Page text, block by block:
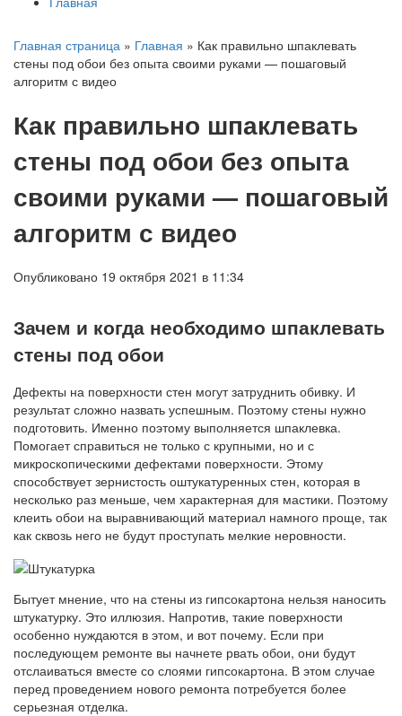
Главная страница » Главная » Как правильно шпаклевать
стены под обои без опыта своими руками — пошаговый
алгоритм с видео
Как правильно шпаклевать
стены под обои без опыта
своими руками — пошаговый
алгоритм с видео
Опубликовано 19 октября 2021 в 11:34
Зачем и когда необходимо шпаклевать
стены под обои
Дефекты на поверхности стен могут затруднить обивку. И
результат сложно назвать успешным. Поэтому стены нужно
подготовить. Именно поэтому выполняется шпаклевка.
Помогает справиться не только с крупными, но и с
микроскопическими дефектами поверхности. Этому
способствует зернистость оштукатуренных стен, которая в
несколько раз меньше, чем характерная для мастики. Поэтому
клеить обои на выравнивающий материал намного проще, так
как сквозь него не будут проступать мелкие неровности.
Бытует мнение, что на стены из гипсокартона нельзя наносить
штукатурку. Это иллюзия. Напротив, такие поверхности
особенно нуждаются в этом, и вот почему. Если при
последующем ремонте вы начнете рвать обои, они будут
отслаиваться вместе со слоями гипсокартона. В этом случае
перед проведением нового ремонта потребуется более
серьезная отделка.